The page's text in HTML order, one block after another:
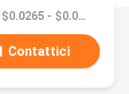
Prezzo：$0.0265 - $0.0277/pieces
Contattici